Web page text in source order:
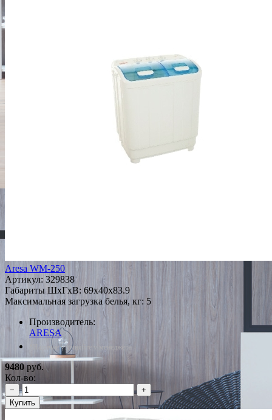
Aresa WM-250
Артикул: 329838
Габариты ШxГxВ: 69x40x83.9
Максимальная загрузка белья, кг: 5
Производитель:
ARESA
*Наличие уточняйте у менеджера
9480руб.
Кол-во:
−
+
Купить